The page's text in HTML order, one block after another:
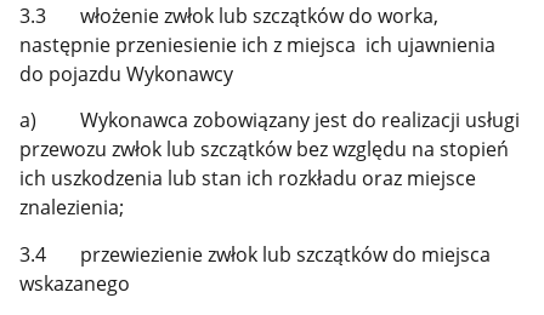
3.3 włożenie zwłok lub szczątków do worka,
następnie przeniesienie ich z miejsca ich ujawnienia
do pojazdu Wykonawcy
a) Wykonawca zobowiązany jest do realizacji usługi
przewozu zwłok lub szczątków bez względu na stopień
ich uszkodzenia lub stan ich rozkładu oraz miejsce
znalezienia;
3.4 przewiezienie zwłok lub szczątków do miejsca
wskazanego